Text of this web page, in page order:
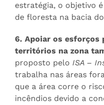
estratégia, o objetivo
de floresta na bacia
6. Apoiar os esforços
territórios na zona
proposto pelo ISA –
trabalha nas áreas
que a área corre o
incêndios devido a